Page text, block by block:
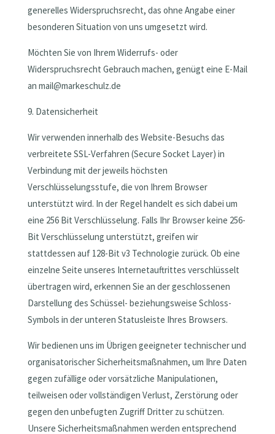
generelles Widerspruchsrecht, das ohne Angabe einer
besonderen Situation von uns umgesetzt wird.
Möchten Sie von Ihrem Widerrufs- oder
Widerspruchsrecht Gebrauch machen, genügt eine E-Mail
an mail@markeschulz.de
9. Datensicherheit
Wir verwenden innerhalb des Website-Besuchs das
verbreitete SSL-Verfahren (Secure Socket Layer) in
Verbindung mit der jeweils höchsten
Verschlüsselungsstufe, die von Ihrem Browser
unterstützt wird. In der Regel handelt es sich dabei um
eine 256 Bit Verschlüsselung. Falls Ihr Browser keine 256-
Bit Verschlüsselung unterstützt, greifen wir
stattdessen auf 128-Bit v3 Technologie zurück. Ob eine
einzelne Seite unseres Internetauftrittes verschlüsselt
übertragen wird, erkennen Sie an der geschlossenen
Darstellung des Schüssel- beziehungsweise Schloss-
Symbols in der unteren Statusleiste Ihres Browsers.
Wir bedienen uns im Übrigen geeigneter technischer und
organisatorischer Sicherheitsmaßnahmen, um Ihre Daten
gegen zufällige oder vorsätzliche Manipulationen,
teilweisen oder vollständigen Verlust, Zerstörung oder
gegen den unbefugten Zugriff Dritter zu schützen.
Unsere Sicherheitsmaßnahmen werden entsprechend